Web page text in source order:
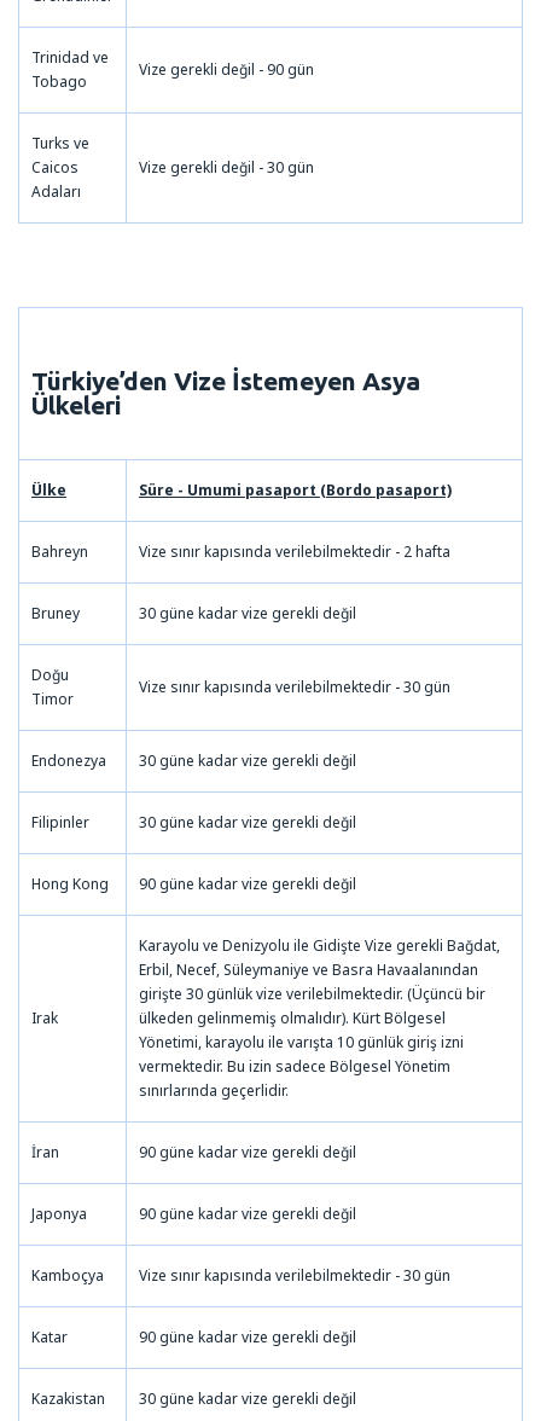
Trinidad ve
Tobago
Vize gerekli değil - 90 gün
Turks ve
Caicos
Adaları
Vize gerekli değil - 30 gün
Türkiye’den Vize İstemeyen Asya
Ülkeleri
Ülke Süre - Umumi pasaport (Bordo pasaport)
Bahreyn Vize sınır kapısında verilebilmektedir - 2 hafta
Bruney 30 güne kadar vize gerekli değil
Doğu
Timor
Vize sınır kapısında verilebilmektedir - 30 gün
Endonezya 30 güne kadar vize gerekli değil
Filipinler 30 güne kadar vize gerekli değil
Hong Kong 90 güne kadar vize gerekli değil
Irak
Karayolu ve Denizyolu ile Gidişte Vize gerekli Bağdat,
Erbil, Necef, Süleymaniye ve Basra Havaalanından
girişte 30 günlük vize verilebilmektedir. (Üçüncü bir
ülkeden gelinmemiş olmalıdır). Kürt Bölgesel
Yönetimi, karayolu ile varışta 10 günlük giriş izni
vermektedir. Bu izin sadece Bölgesel Yönetim
sınırlarında geçerlidir.
İran 90 güne kadar vize gerekli değil
Japonya 90 güne kadar vize gerekli değil
Kamboçya Vize sınır kapısında verilebilmektedir - 30 gün
Katar 90 güne kadar vize gerekli değil
Kazakistan 30 güne kadar vize gerekli değil